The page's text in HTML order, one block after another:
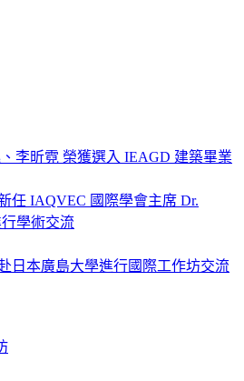
李昕霓 榮獲選入 IEAGD 建築畢業
任 IAQVEC 國際學會主席 Dr.
行學術交流
日本廣島大學進行國際工作坊交流